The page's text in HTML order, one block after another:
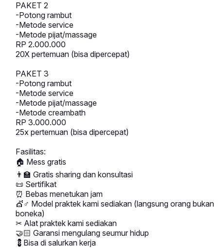
PAKET 2
-Potong rambut
-Metode service
-Metode pijat/massage
RP 2.000.000
20X pertemuan (bisa dipercepat)
PAKET 3
-Potong rambut
-Metode service
-Metode pijat/massage
-Metode creambath
RP 3.000.000
25x pertemuan (bisa dipercepat)
Fasilitas:
🏠 Mess gratis
👨 🏫 Gratis sharing dan konsultasi
📜 Sertifikat
⏰ Bebas menetukan jam
💇♂ Model praktek kami sediakan (langsung orang bukan
boneka)
✂ Alat praktek kami sediakan
🤝🏻 Garansi mengulang seumur hidup
💈 Bisa di salurkan kerja